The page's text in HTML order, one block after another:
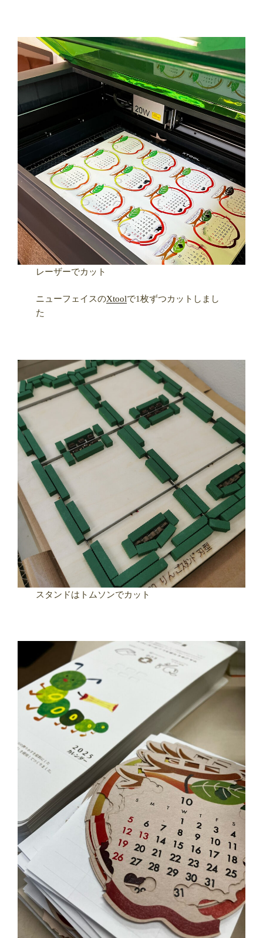
レーザーでカット
ニューフェイスのXtoolで1枚ずつカットしまし
た
スタンドはトムソンでカット